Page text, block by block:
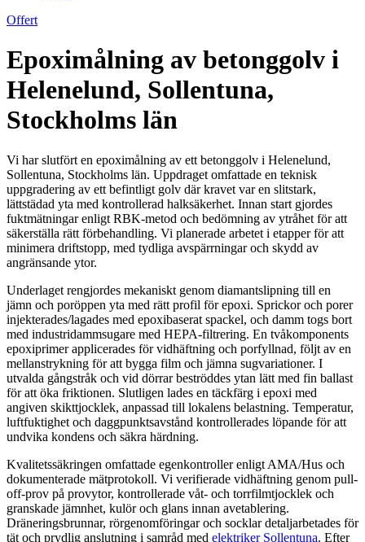
Offert
Epoximålning av betonggolv i
Helenelund, Sollentuna,
Stockholms län
Vi har slutfört en epoximålning av ett betonggolv i Helenelund,
Sollentuna, Stockholms län. Uppdraget omfattade en teknisk
uppgradering av ett befintligt golv där kravet var en slitstark,
lättstädad yta med kontrollerad halksäkerhet. Innan start gjordes
fuktmätningar enligt RBK-metod och bedömning av ytråhet för att
säkerställa rätt förbehandling. Vi planerade arbetet i etapper för att
minimera driftstopp, med tydliga avspärrningar och skydd av
angränsande ytor.
Underlaget rengjordes mekaniskt genom diamantslipning till en
jämn och poröppen yta med rätt profil för epoxi. Sprickor och porer
injekterades/lagades med epoxibaserat spackel, och damm togs bort
med industridammsugare med HEPA-filtrering. En tvåkomponents
epoxiprimer applicerades för vidhäftning och porfyllnad, följt av en
mellanstrykning för att bygga film och jämna sugvariationer. I
utvalda gångstråk och vid dörrar beströddes ytan lätt med fin ballast
för att öka friktionen. Slutligen lades en täckfärg i epoxi med
angiven skikttjocklek, anpassad till lokalens belastning. Temperatur,
luftfuktighet och daggpunktsavstånd kontrollerades löpande för att
undvika kondens och säkra härdning.
Kvalitetssäkringen omfattade egenkontroller enligt AMA/Hus och
dokumenterade mätprotokoll. Vi verifierade vidhäftning genom pull-
off-prov på provytor, kontrollerade våt- och torrfilmtjocklek och
granskade jämnhet, kulör och glans innan avetablering.
Dräneringsbrunnar, rörgenomföringar och socklar detaljarbetades för
tät och prydlig anslutning i samråd med elektriker Sollentuna. Efter